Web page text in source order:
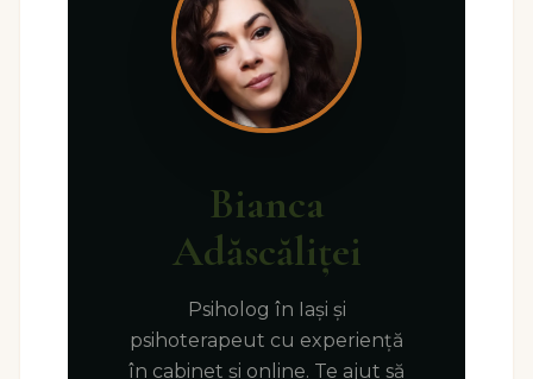
Bianca
Adăscăliței
Psiholog în Iași și
psihoterapeut cu experiență
în cabinet și online. Te ajut să